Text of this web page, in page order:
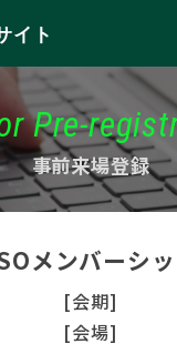
イト
Pre-
事前来場登録
メンバーシ
[会期]
[会場]